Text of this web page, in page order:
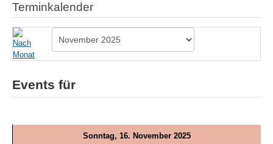
Terminkalender
Events für
Sonntag, 16. November 2025